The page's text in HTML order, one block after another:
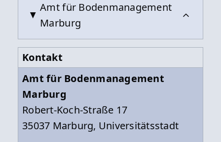
Amt für Bodenmanagement
Marburg
Kontakt
Amt für Bodenmanagement
Marburg
Robert-Koch-Straße 17
35037 Marburg, Universitätsstadt